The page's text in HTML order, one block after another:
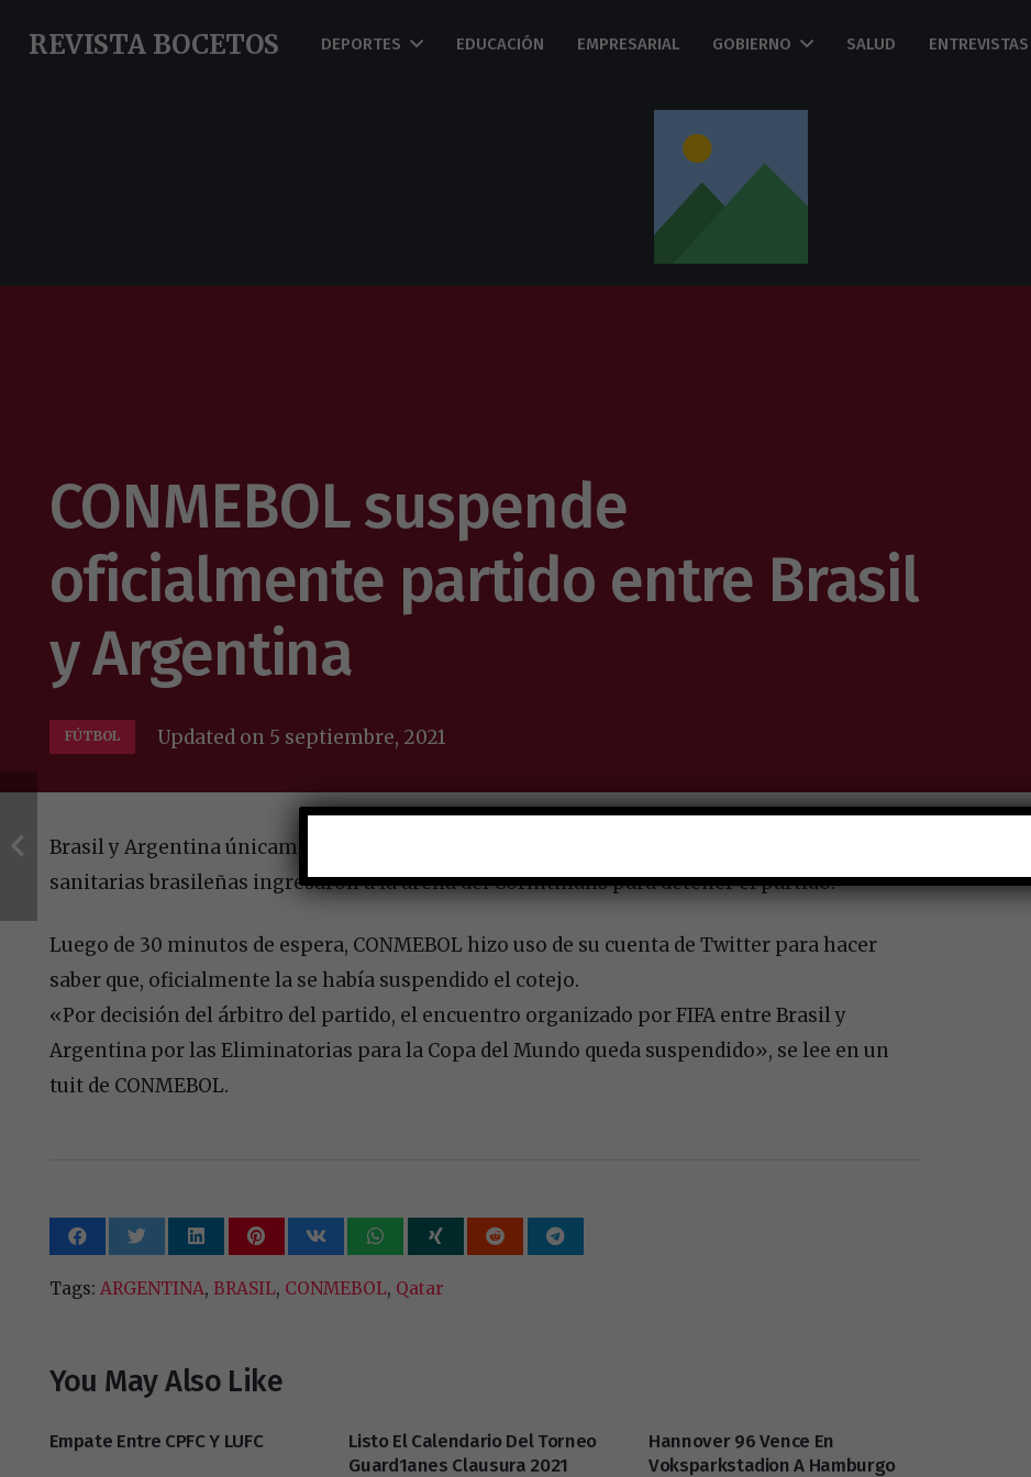
REVISTA BOCETOS DEPORTES EDUCACIÓN EMPRESARIAL GOBIERNO SALUD ENTREVISTAS
CONMEBOL suspende
oficialmente partido entre Brasil
y Argentina
FÚTBOL Updated on 5 septiembre, 2021
Brasil y Argentina únicamente habían disputado 5 minutos de partido, cuando autoridades
sanitarias brasileñas ingresaron a la arena del Corintnians para detener el partido.
Luego de 30 minutos de espera, CONMEBOL hizo uso de su cuenta de Twitter para hacer
saber que, oficialmente la se había suspendido el cotejo.
«Por decisión del árbitro del partido, el encuentro organizado por FIFA entre Brasil y
Argentina por las Eliminatorias para la Copa del Mundo queda suspendido», se lee en un
tuit de CONMEBOL.
Tags: ARGENTINA, BRASIL, CONMEBOL, Qatar
You May Also Like
Empate Entre CPFC Y LUFC
Listo El Calendario Del Torneo
Guard1anes Clausura 2021
Hannover 96 Vence En
Voksparkstadion A Hamburgo